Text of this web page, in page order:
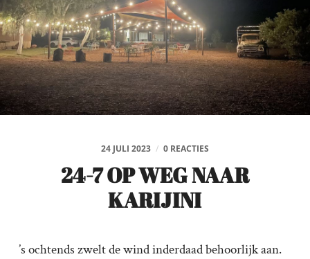
24 JULI 2023 / 0 REACTIES
24-7 OP WEG NAAR
KARIJINI
’s ochtends zwelt de wind inderdaad behoorlijk aan.